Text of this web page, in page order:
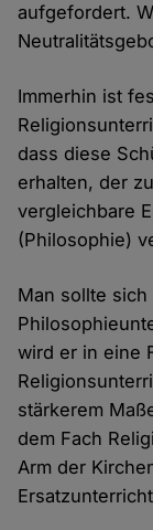
aufgefordert.
Immerhin ist
dass diese
erhalten, der
vergleichbare
(Philosophie)
Man sollte
wird er in eine
stärkerem
dem Fach
Arm der